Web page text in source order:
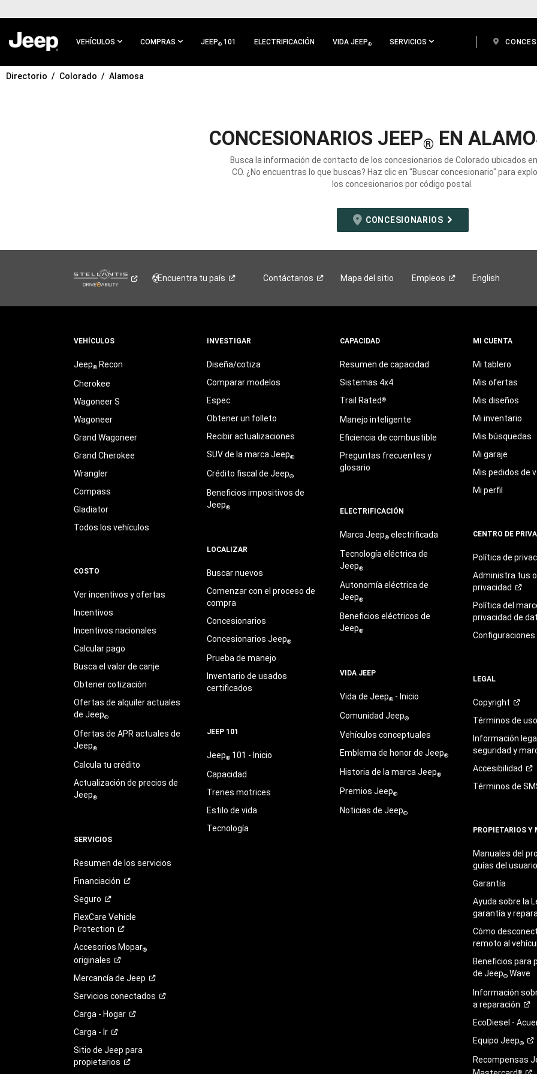
CONTENIDO
VEHÍCULOS COMPRAS JEEP® 101 ELECTRIFICACIÓN VIDA JEEP® SERVICIOS
IR A
Directorio Colorado Alamosa
CONCESIONARIOS JEEP® EN
Busca la información de contacto de los concesionarios de Colorado ubicados
CO. ¿No encuentras lo que buscas? Haz clic en "Buscar concesionario" para
los concesionarios por código postal.
CONCESIONARIOS
Encuentra tu país Contáctanos Mapa del sitio Empleos English
VEHÍCULOS
Jeep®Recon
Cherokee
Wagoneer S
Wagoneer
Grand Wagoneer
Grand Cherokee
Wrangler
Compass
Gladiator
Todos los vehículos
COSTO
Ver incentivos y ofertas
Incentivos
Incentivos nacionales
Calcular pago
Busca el valor de canje
Obtener cotización
Ofertas de alquiler actuales
de Jeep®
Ofertas de APR actuales de
Jeep®
Calcula tu crédito
Actualización de precios de
Jeep®
SERVICIOS
Resumen de los servicios
Financiación
Seguro
FlexCare Vehicle
Protection
Accesorios Mopar®
originales
Mercancía de Jeep
Servicios conectados
Carga - Hogar
Carga - Ir
Sitio de Jeep para
propietarios
INVESTIGAR
Diseña/cotiza
Comparar modelos
Espec.
Obtener un folleto
Recibir actualizaciones
SUV de la marca Jeep®
Crédito fiscal de Jeep®
Beneficios impositivos de
Jeep®
LOCALIZAR
Buscar nuevos
Comenzar con el proceso de
compra
Concesionarios
Concesionarios Jeep®
Prueba de manejo
Inventario de usados
certificados
JEEP 101
Jeep®101 - Inicio
Capacidad
Trenes motrices
Estilo de vida
Tecnología
CAPACIDAD
Resumen de capacidad
Sistemas 4x4
Trail Rated®
Manejo inteligente
Eficiencia de combustible
Preguntas frecuentes y
glosario
ELECTRIFICACIÓN
Marca Jeep®electrificada
Tecnología eléctrica de
Jeep®
Autonomía eléctrica de
Jeep®
Beneficios eléctricos de
Jeep®
VIDA JEEP
Vida de Jeep®- Inicio
Comunidad Jeep®
Vehículos conceptuales
Emblema de honor de Jeep®
Historia de la marca Jeep®
Premios Jeep®
Noticias de Jeep®
MI CUENTA
Mi tablero
Mis ofertas
Mis diseños
Mi inventario
Mis búsquedas
Mi garaje
Mis pedidos de
Mi perfil
CENTRO DE
Política de
Administra tus
privacidad
Política del
privacidad de
Configuraciones
LEGAL
Copyright
Términos deuso
Información
seguridad y
Accesibilidad
Términos de
PROPIETARIOS Y
Manuales del
guías delusuario
Garantía
Ayuda sobre la
garantía y
Cómo
remoto al
Beneficios para
de Jeep® Wave
Información
areparación
EcoDiesel -
Equipo Jeep®
Recompensas
®